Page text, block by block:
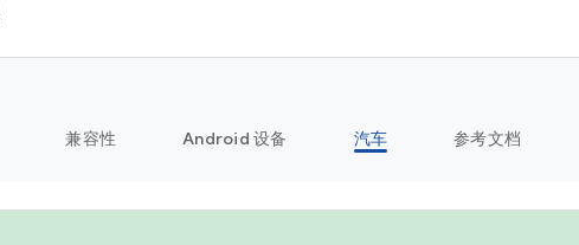
兼容性 Android 设备 汽车 参考文档